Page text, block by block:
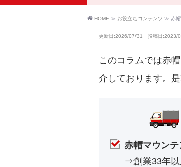
HOME ≫ お役立ちコンテンツ ≫ 赤
更新日:2026/07/31 投稿日:2023/
このコラムでは赤
介しております。
赤帽マウンテ
⇒創業33年以